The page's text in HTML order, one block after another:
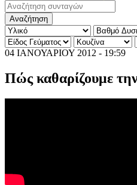
04 ΙΑΝΟΥΑΡΙΟΥ 2012 - 19:59
Πώς καθαρίζουμε